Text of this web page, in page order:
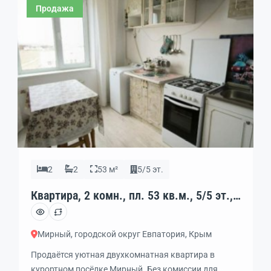
доме есть 6 этаж — технический. Детские площадки
и парковки во дворе. Рядом магазины,
супермаркеты, рынок, автостанция, […]
Продажа
2 2 53 м² 5/5 эт.
Квартира, 2 комн., пл. 53 кв.м., 5/5 эт.,
код: 452478
Мирный, городской округ Евпатория, Крым
Продаётся уютная двухкомнатная квартира в